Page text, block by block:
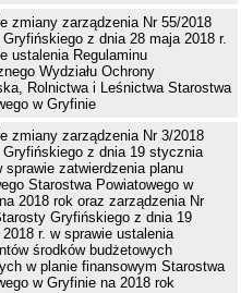
zmiany zarządzenia Nr 55/2018
z dnia 28 maja 2018 r.
ustalenia Regulaminu
Wydziału Ochrony
Rolnictwa i Leśnictwa Starostwa
w Gryfinie
zmiany zarządzenia Nr 3/2018
z dnia 19 stycznia
sprawie zatwierdzenia planu
Starostwa Powiatowego w
2018 rok oraz zarządzenia Nr
Gryfińskiego z dnia 19
r. w sprawie ustalenia
środków budżetowych
w planie finansowym Starostwa
w Gryfinie na 2018 rok